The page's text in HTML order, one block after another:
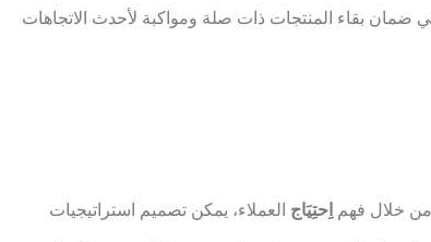
من خلال فهم اِحتِيَاج العملاء، يمكن تصميم استراتيجيات